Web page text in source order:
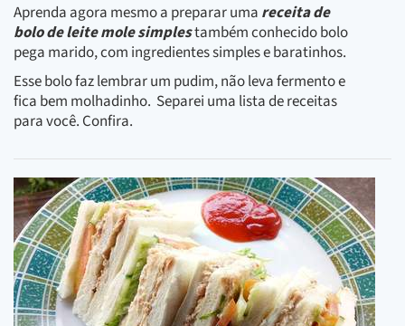
Aprenda agora mesmo a preparar uma receita de
bolo de leite mole simplestambém conhecido bolo
pega marido, com ingredientes simples e baratinhos.
Esse bolo faz lembrar um pudim, não leva fermento e
fica bem molhadinho. Separei uma lista de receitas
para você. Confira.